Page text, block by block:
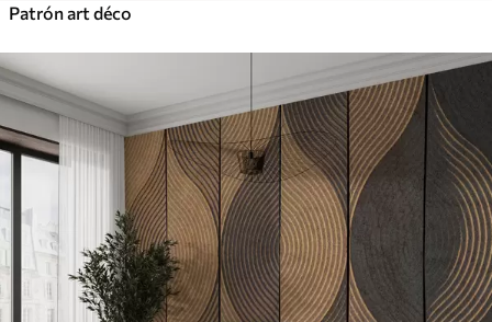
Patrón art déco